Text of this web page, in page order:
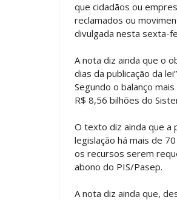
que cidadãos ou
reclamados ou
divulgada nesta sexta-
A nota diz ainda que o
dias da publicação da
Segundo o balanço
R$ 8,56 bilhões do
O texto diz ainda que a
legislação há mais de
os recursos serem
abono do PIS/Pasep.
A nota diz ainda que,